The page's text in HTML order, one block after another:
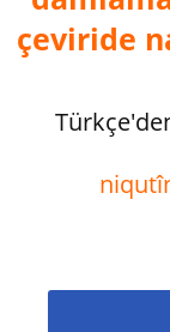
çeviride